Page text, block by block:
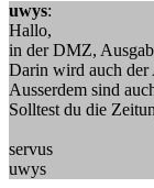
uwys:
Hallo,
in der DMZ,
Darin wird auch der
Ausserdem sind
Solltest du die
servus
uwys